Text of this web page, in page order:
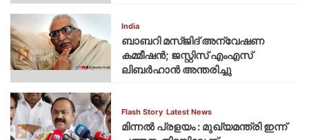
India
ബാബറി മസ്ജിദ് അന്വേഷണ
കമ്മീഷന്‍; ജസ്റ്റിസ് എംഎസ്
ലിബര്‍ഹാന്‍ അന്തരിച്ചു
Flash Story Latest News
മിന്നല്‍ പ്രളയം : മുഖ്യമന്ത്രി ഇന്ന്